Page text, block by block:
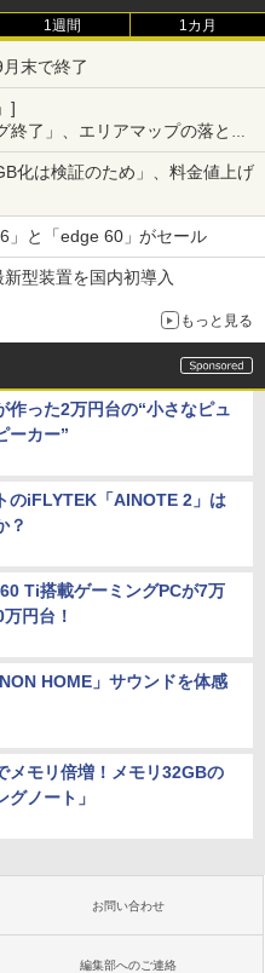
1週間 1カ月
末で終了
]
了」、エリアマップの落とし
化は検証のため」、料金値上げ
」と「edge 60」がセール
型装置を国内初導入
もっと見る
作った2万円台の“小さなピュ
ーカー”
のiFLYTEK「AINOTE 2」は
？
Ti搭載ゲーミングPCが7万
円台！
HOME」サウンドを体感
メモリ倍増！メモリ32GBの
グノート」
お問い合わせ
編集部へのご連絡